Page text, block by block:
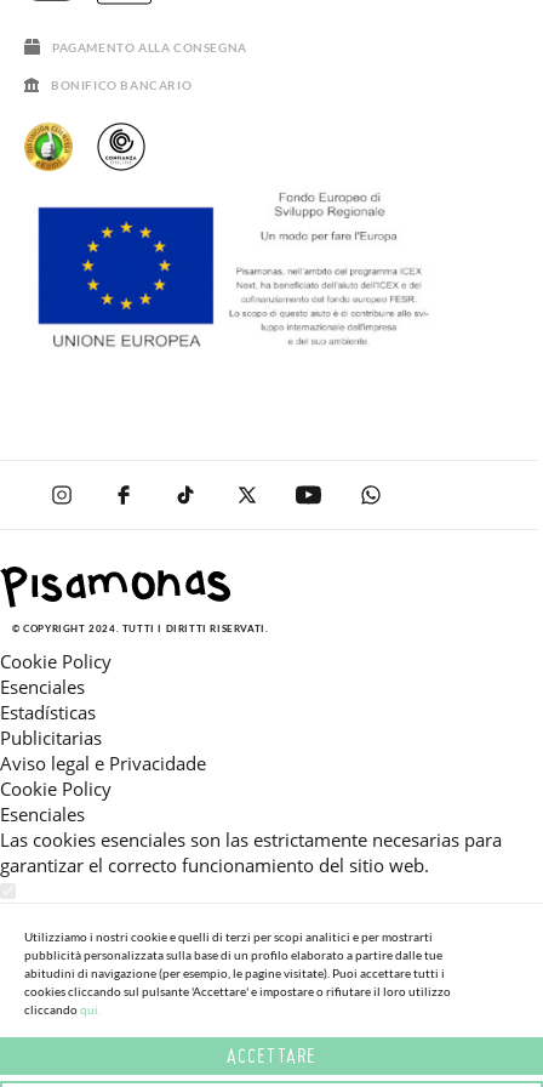
PAGAMENTO ALLA CONSEGNA
BONIFICO BANCARIO
© COPYRIGHT 2024. TUTTI I DIRITTI RISERVATI.
Cookie Policy
Esenciales
Estadísticas
Publicitarias
Aviso legal e Privacidade
Cookie Policy
Esenciales
Las cookies esenciales son las estrictamente necesarias para
garantizar el correcto funcionamiento del sitio web.
Estas cookies nos permiten ofrecerle una experiencia en el sitio
adaptada a su navegación (recomendaciones de producto
personalizadas, énfasis en categorías frecuentemente
consultadas, etc).Al activar esta cookie, nos ayuda a mejorar aún
más su experiencia.
Utilizziamo i nostri cookie e quelli di terzi per scopi analitici e per mostrarti
pubblicità personalizzata sulla base di un profilo elaborato a partire dalle tue
abitudini di navigazione (per esempio, le pagine visitate). Puoi accettare tutti i
cookies cliccando sul pulsante 'Accettare' e impostare o rifiutare il loro utilizzo
cliccandoqui.
ACCETTARE